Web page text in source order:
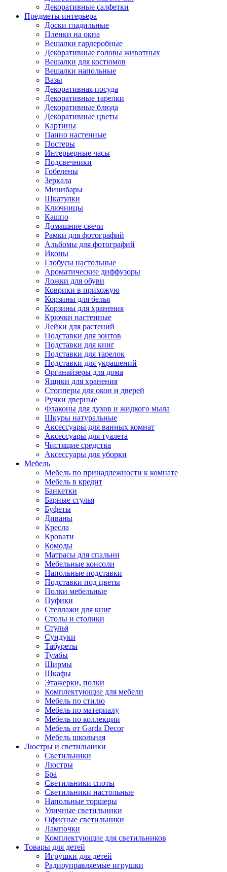
Декоративные салфетки
Предметы интерьера
Доски гладильные
Пленки на окна
Вешалки гардеробные
Декоративные головы животных
Вешалки для костюмов
Вешалки напольные
Вазы
Декоративная посуда
Декоративные тарелки
Декоративные блюда
Декоративные цветы
Картины
Панно настенные
Постеры
Интерьерные часы
Подсвечники
Гобелены
Зеркала
Минибары
Шкатулки
Ключницы
Кашпо
Домашние свечи
Рамки для фотографий
Альбомы для фотографий
Иконы
Глобусы настольные
Ароматические диффузоры
Ложки для обуви
Коврики в прихожую
Корзины для белья
Корзины для хранения
Крючки настенные
Лейки для растений
Подставки для зонтов
Подставки для книг
Подставки для тарелок
Подставки для украшений
Органайзеры для дома
Ящики для хранения
Стопперы для окон и дверей
Ручки дверные
Флаконы для духов и жидкого мыла
Шкуры натуральные
Аксессуары для ванных комнат
Аксессуары для туалета
Чистящие средства
Аксессуары для уборки
Мебель
Мебель по принадлежности к комнате
Мебель в кредит
Банкетки
Барные стулья
Буфеты
Диваны
Кресла
Кровати
Комоды
Матрасы для спальни
Мебельные консоли
Напольные подставки
Подставки под цветы
Полки мебельные
Пуфики
Стеллажи для книг
Столы и столики
Стулья
Сундуки
Табуреты
Тумбы
Ширмы
Шкафы
Этажерки, полки
Комплектующие для мебели
Мебель по стилю
Мебель по материалу
Мебель по коллекции
Мебель от Garda Decor
Мебель школьная
Люстры и светильники
Светильники
Люстры
Бра
Светильники споты
Светильники настольные
Напольные торшеры
Уличные светильники
Офисные светильники
Лампочки
Комплектующие для светильников
Товары для детей
Игрушки для детей
Радиоуправляемые игрушки